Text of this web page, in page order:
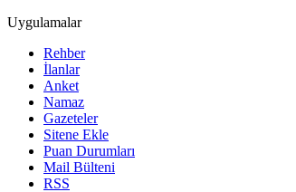
Uygulamalar
Rehber
İlanlar
Anket
Namaz
Gazeteler
Sitene Ekle
Puan Durumları
Mail Bülteni
RSS